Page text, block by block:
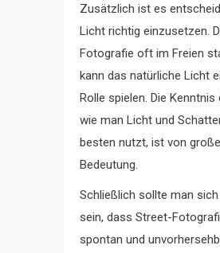
Zusätzlich ist es
Licht richtig einzusetzen.
Fotografie oft im Freien
kann das natürliche Licht
Rolle spielen. Die Kenntnis
wie man Licht und
besten nutzt, ist von
Bedeutung.
Schließlich sollte man
sein, dass Street-
spontan und